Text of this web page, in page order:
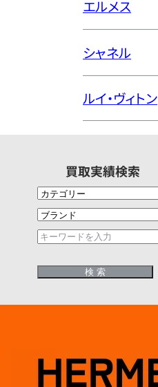
エルメス
シャネル
ルイ・ヴィトン
買取実績検索